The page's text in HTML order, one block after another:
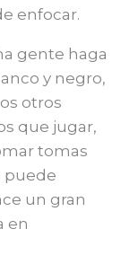
enfocar.
gente haga
y negro,
otros
que jugar,
tomas
puede
un gran
en